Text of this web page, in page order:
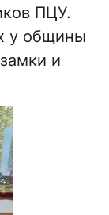
ПЦУ.
у общины
и